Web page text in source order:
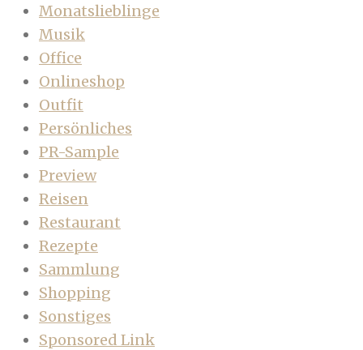
Monatslieblinge
Musik
Office
Onlineshop
Outfit
Persönliches
PR-Sample
Preview
Reisen
Restaurant
Rezepte
Sammlung
Shopping
Sonstiges
Sponsored Link